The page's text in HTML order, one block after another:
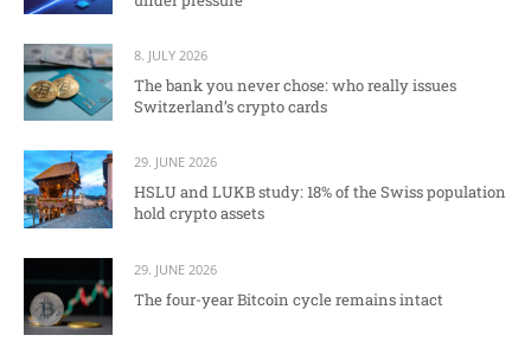
8. JULY 2026
The bank you never chose: who really issues
Switzerland’s crypto cards
29. JUNE 2026
HSLU and LUKB study: 18% of the Swiss population
hold crypto assets
29. JUNE 2026
The four-year Bitcoin cycle remains intact